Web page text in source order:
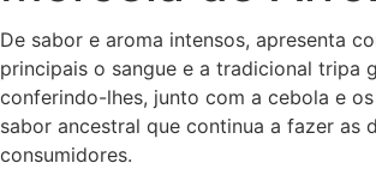
De sabor e aroma intensos, apresenta
principais o sangue e a tradicional tripa
conferindo-lhes, junto com a cebola e
sabor ancestral que continua a fazer as
consumidores.